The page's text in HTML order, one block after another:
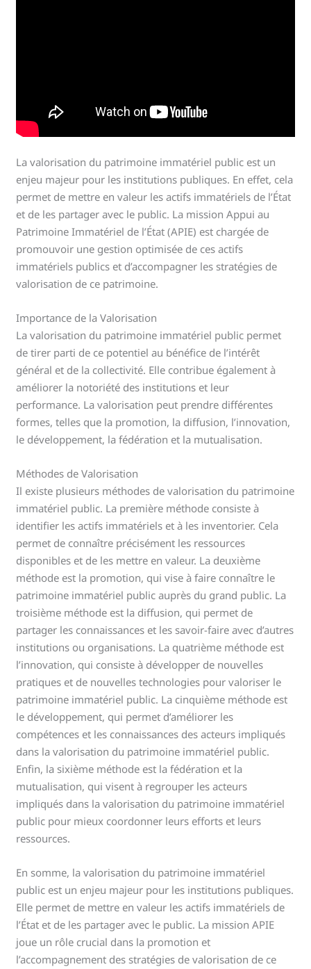
La valorisation du patrimoine immatériel public est un
enjeu majeur pour les institutions publiques. En effet, cela
permet de mettre en valeur les actifs immatériels de l’État
et de les partager avec le public. La mission Appui au
Patrimoine Immatériel de l’État (APIE) est chargée de
promouvoir une gestion optimisée de ces actifs
immatériels publics et d’accompagner les stratégies de
valorisation de ce patrimoine.
Importance de la Valorisation
La valorisation du patrimoine immatériel public permet
de tirer parti de ce potentiel au bénéfice de l’intérêt
général et de la collectivité. Elle contribue également à
améliorer la notoriété des institutions et leur
performance. La valorisation peut prendre différentes
formes, telles que la promotion, la diffusion, l’innovation,
le développement, la fédération et la mutualisation.
Méthodes de Valorisation
Il existe plusieurs méthodes de valorisation du patrimoine
immatériel public. La première méthode consiste à
identifier les actifs immatériels et à les inventorier. Cela
permet de connaître précisément les ressources
disponibles et de les mettre en valeur. La deuxième
méthode est la promotion, qui vise à faire connaître le
patrimoine immatériel public auprès du grand public. La
troisième méthode est la diffusion, qui permet de
partager les connaissances et les savoir-faire avec d’autres
institutions ou organisations. La quatrième méthode est
l’innovation, qui consiste à développer de nouvelles
pratiques et de nouvelles technologies pour valoriser le
patrimoine immatériel public. La cinquième méthode est
le développement, qui permet d’améliorer les
compétences et les connaissances des acteurs impliqués
dans la valorisation du patrimoine immatériel public.
Enfin, la sixième méthode est la fédération et la
mutualisation, qui visent à regrouper les acteurs
impliqués dans la valorisation du patrimoine immatériel
public pour mieux coordonner leurs efforts et leurs
ressources.
En somme, la valorisation du patrimoine immatériel
public est un enjeu majeur pour les institutions publiques.
Elle permet de mettre en valeur les actifs immatériels de
l’État et de les partager avec le public. La mission APIE
joue un rôle crucial dans la promotion et
l’accompagnement des stratégies de valorisation de ce